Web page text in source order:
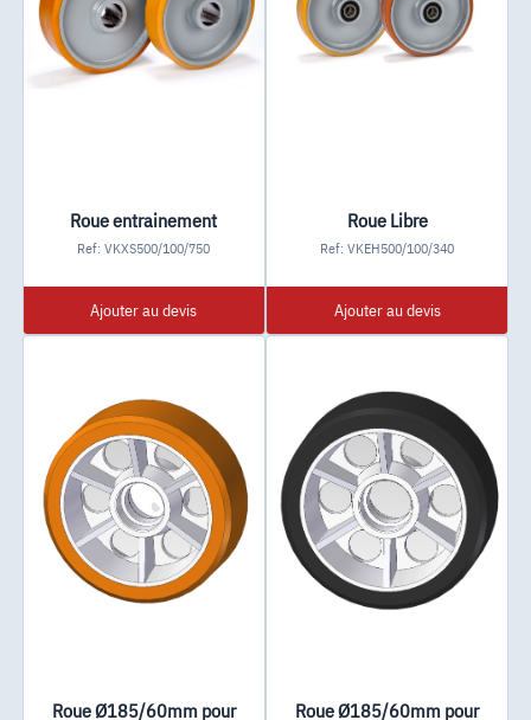
Roue entrainement
Ref: VKXS500/100/750
Ajouter au devis
Roue Libre
Ref: VKEH500/100/340
Ajouter au devis
Roue Ø185/60mm pour Roue Ø185/60mm pour